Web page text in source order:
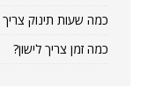
כמה שעות תינוק צריך
כמה זמן צריך לישון?